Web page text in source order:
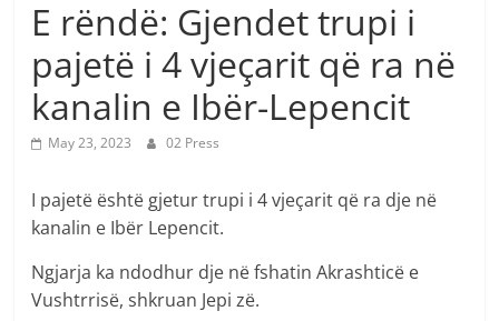
E rëndë: Gjendet trupi i
pajetë i 4 vjeçarit që ra në
kanalin e Ibër-Lepencit
May 23, 2023 02 Press
I pajetë është gjetur trupi i 4 vjeçarit që ra dje në
kanalin e Ibër Lepencit.
Ngjarja ka ndodhur dje në fshatin Akrashticë e
Vushtrrisë, shkruan Jepi zë.